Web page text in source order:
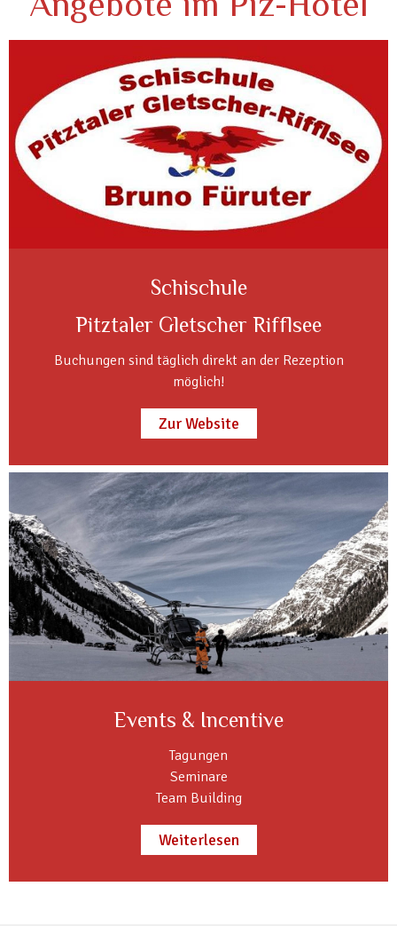
Schischule
Pitztaler Gletscher Rifflsee
Buchungen sind täglich direkt an der Rezeption
möglich!
Zur Website
Events & Incentive
Tagungen
Seminare
Team Building
Weiterlesen